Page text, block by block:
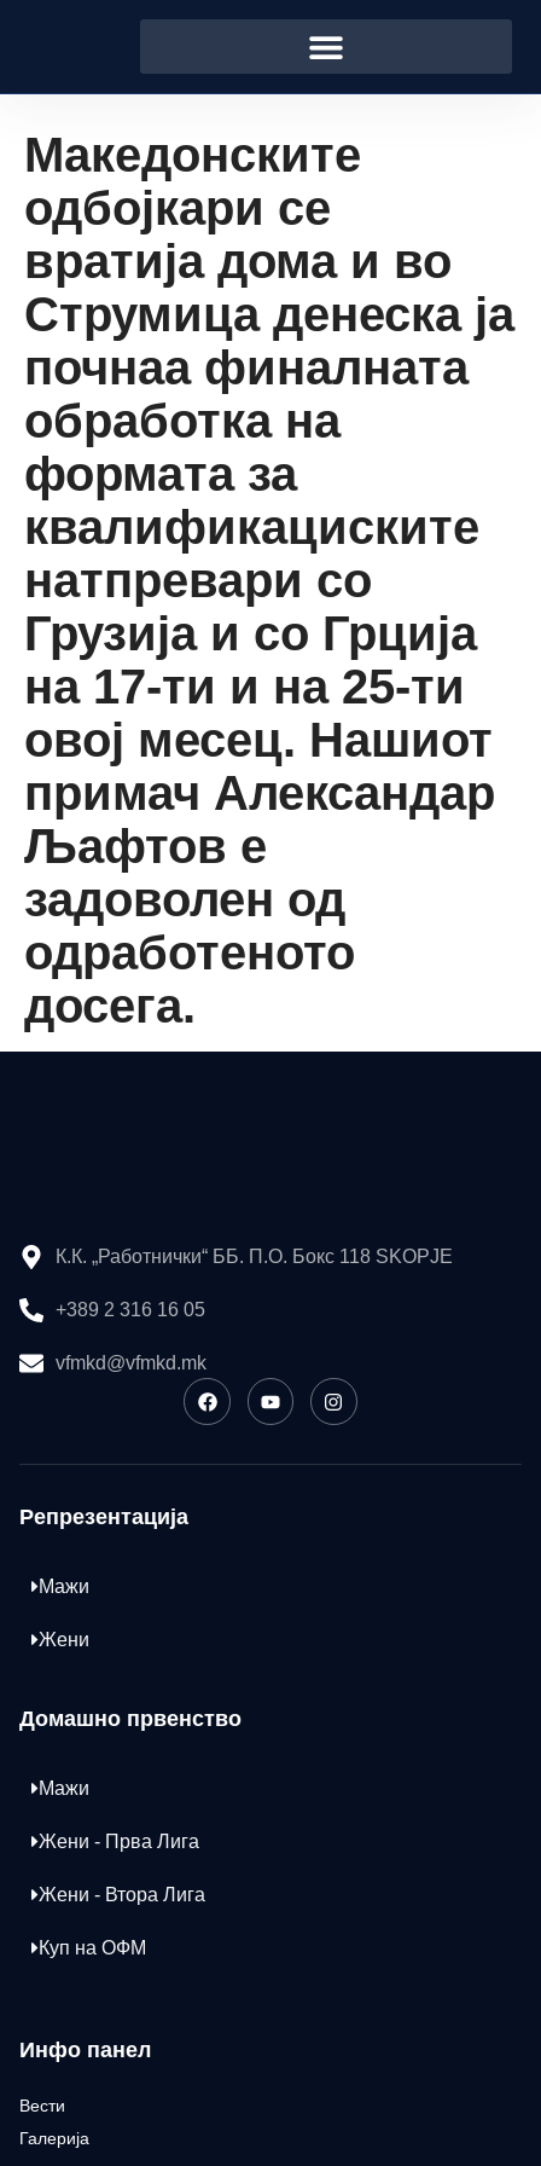
Македонските
одбојкари се
вратија дома и во
Струмица денеска ја
почнаа финалната
обработка на
формата за
квалификациските
натпревари со
Грузија и со Грција
на 17-ти и на 25-ти
овој месец. Нашиот
примач Александар
Љафтов е
задоволен од
одработеното
досега.
К.К. „Работнички“ ББ. П.О. Бокс 118 SKOPJE
+389 2 316 16 05
vfmkd@vfmkd.mk
Репрезентација
Мажи
Жени
Домашно првенство
Мажи
Жени - Прва Лига
Жени - Втора Лига
Куп на ОФМ
Инфо панел
Вести
Галерија